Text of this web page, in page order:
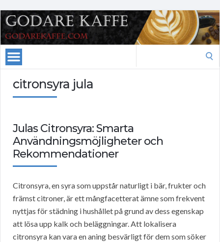
citronsyra jula
Julas Citronsyra: Smarta
Användningsmöjligheter och
Rekommendationer
Citronsyra, en syra som uppstår naturligt i bär, frukter och
främst citroner, är ett mångfacetterat ämne som frekvent
nyttjas för städning i hushållet på grund av dess egenskap
att lösa upp kalk och beläggningar. Att lokalisera
citronsyra kan vara en aning besvärligt för dem som söker